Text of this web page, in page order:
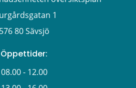
1
576 80 Sävsjö
Öppettider:
08.00 - 12.00